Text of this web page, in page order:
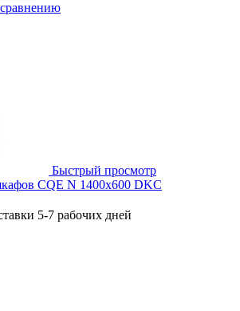
Быстрый просмотр
CQE N 1400х600 DKC
5-7 рабочих дней